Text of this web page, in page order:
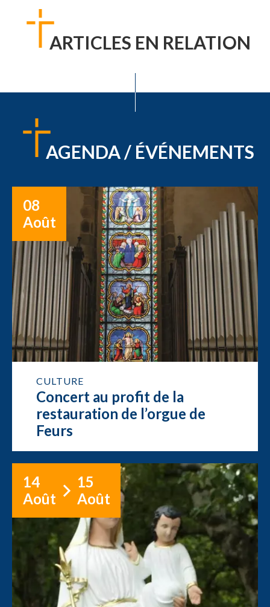
ARTICLES EN RELATION
AGENDA / ÉVÉNEMENTS
08
Août
CULTURE
Concert au profit de la
restauration de l’orgue de
Feurs
14
Août
15
Août